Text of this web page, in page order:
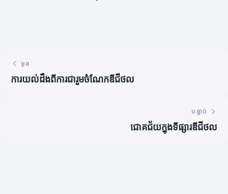
មុន
ការយល់ដឹងពីការជារួមចំណែកឌីជីថល
បន្ទាប់
ជោគជ័យក្នុងទីផ្សារឌីជីថល